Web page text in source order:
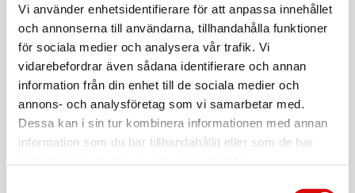
Vi använder enhetsidentifierare för att anpassa innehållet
och annonserna till användarna, tillhandahålla funktioner
för sociala medier och analysera vår trafik. Vi
vidarebefordrar även sådana identifierare och annan
information från din enhet till de sociala medier och
annons- och analysföretag som vi samarbetar med.
Dessa kan i sin tur kombinera informationen med annan
information som du har tillhandahållit eller som de har
NYHET
Trygga Hem-paket Vit Stor
A17008
Tillv. art. nr:
TRYGGAHEM-KIT2
Rek: 1 399,00 kr
NYHET
Skärmskydd iPhone Ultra Inre